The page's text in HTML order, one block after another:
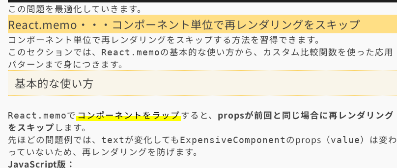
この問題を最適化していきます。
React.memo・・・コンポーネント単位で再レンダリングをスキップ
コンポーネント単位で再レンダリングをスキップする方法を習得できます。
このセクションでは、
React.memoの基本的な使い方から、カスタム比較関数を使った応用
パターンまで身につきます。
基本的な使い方
React.memoで コンポーネントをラップすると、 propsが前回と同じ場合に再レンダリング
をスキップ します。
先ほどの問題例では、
text が変化しても ExpensiveComponent のprops（value）は変わ
っていないため、再レンダリングを防げます。
JavaScript版：